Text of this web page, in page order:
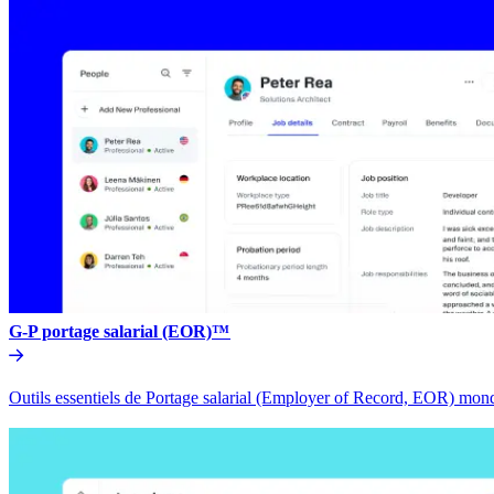
G-P portage salarial (EOR)™​​
Outils essentiels de Portage salarial (Employer of Record, EOR)